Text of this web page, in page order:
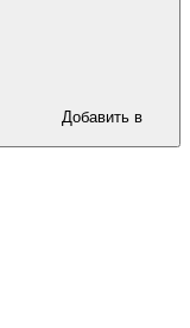
Добавить в